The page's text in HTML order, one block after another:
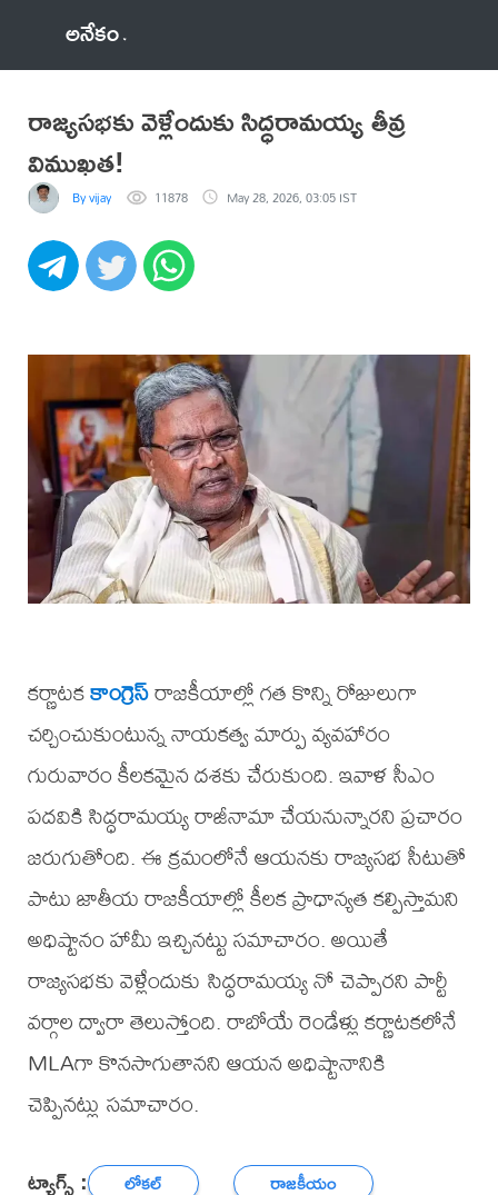
అనేకం
రాజ్యసభకు వెళ్లేందుకు సిద్ధరామయ్య తీవ్ర
విముఖత!
By vijay 11878 May 28, 2026, 03:05 IST
కర్ణాటకకాంగ్రెస్రాజకీయాల్లో గత కొన్ని రోజులుగా
చర్చించుకుంటున్న నాయకత్వ మార్పు వ్యవహారం
గురువారం కీలకమైన దశకు చేరుకుంది. ఇవాళ సీఎం
పదవికి సిద్ధరామయ్య రాజీనామా చేయనున్నారని ప్రచారం
జరుగుతోంది. ఈ క్రమంలోనే ఆయనకు రాజ్యసభ సీటుతో
పాటు జాతీయ రాజకీయాల్లో కీలక ప్రాధాన్యత కల్పిస్తామని
అధిష్టానం హామీ ఇచ్చినట్టు సమాచారం. అయితే
రాజ్యసభకు వెళ్లేందుకు సిద్ధరామయ్య నో చెప్పారని పార్టీ
వర్గాల ద్వారా తెలుస్తోంది. రాబోయే రెండేళ్లు కర్ణాటకలోనే
MLAగా కొనసాగుతానని ఆయన అధిష్టానానికి
చెప్పినట్లు సమాచారం.
ట్యాగ్స్ : లోకల్ రాజకీయం